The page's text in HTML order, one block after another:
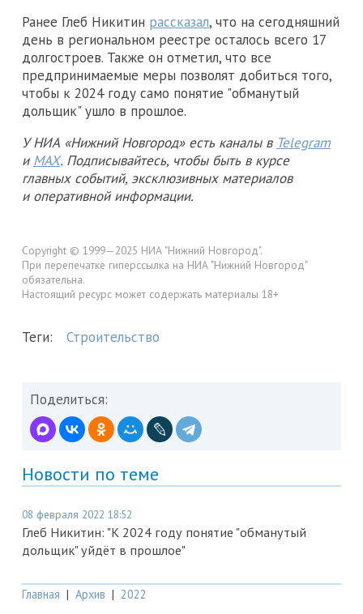
Ранее Глеб Никитин рассказал, что на сегодняшний
день в региональном реестре осталось всего 17
долгостроев. Также он отметил, что все
предпринимаемые меры позволят добиться того,
чтобы к 2024 году само понятие "обманутый
дольщик" ушло в прошлое.
У НИА «Нижний Новгород» есть каналы в Telegram
и MAX. Подписывайтесь, чтобы быть в курсе
главных событий, эксклюзивных материалов
и оперативной информации.
Copyright © 1999—2025 НИА "Нижний Новгород".
При перепечатке гиперссылка на НИА "Нижний Новгород"
обязательна.
Настоящий ресурс может содержать материалы 18+
Теги: Строительство
Поделиться:
Новости по теме
08 февраля 2022 18:52
Глеб Никитин: "К 2024 году понятие "обманутый
дольщик" уйдёт в прошлое"
Главная | Архив | 2022